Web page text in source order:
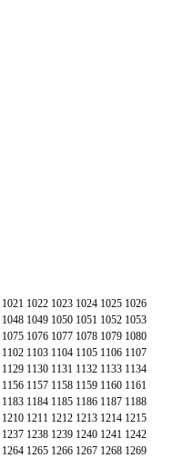
1021 1022 1023 1024 1025 1026
1048 1049 1050 1051 1052 1053
1075 1076 1077 1078 1079 1080
1102 1103 1104 1105 1106 1107
1129 1130 1131 1132 1133 1134
1156 1157 1158 1159 1160 1161
1183 1184 1185 1186 1187 1188
1210 1211 1212 1213 1214 1215
1237 1238 1239 1240 1241 1242
1264 1265 1266 1267 1268 1269